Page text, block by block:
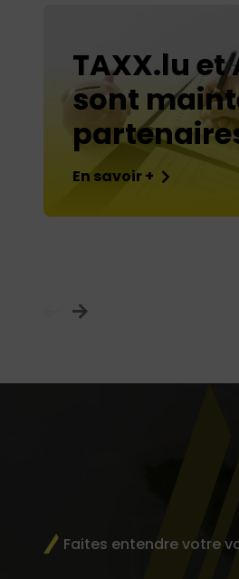
TAXX.lu et
sont
En savoir +
Faites entendre votre